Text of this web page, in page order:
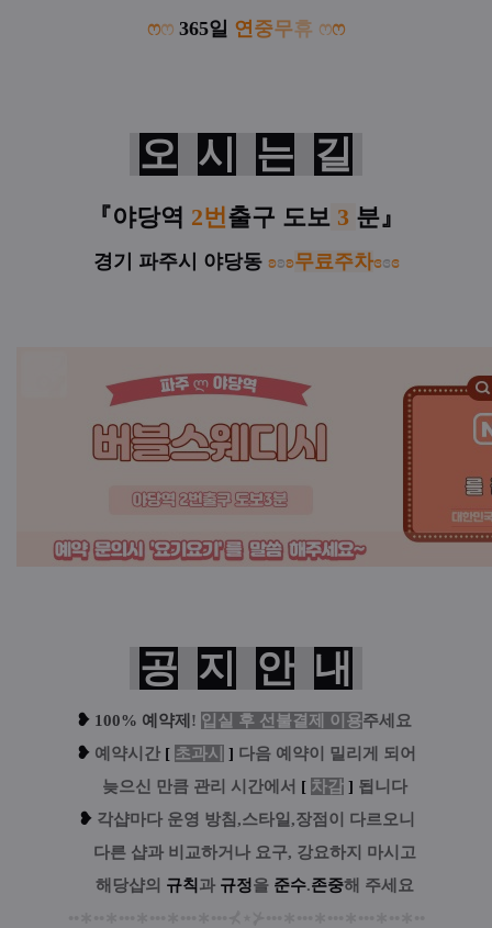
ෆෆ 365일 연 중무휴 ෆෆ
오 시 는 길
『야당역 2번 출구 도보 3 분』
경기 파주시 야당동 ʚʚʚ무료주차ɞɞɞ
공 지 안 내
❥ 100% 예약제 ! 입실 후 선불결제 이용주세요
❥ 예 약시간 [ 초과시 ] 다음 예약이 밀리게 되어
늦으신 만큼 관리 시간에서 [ 차감 ] 됩니다
❥ 각샵마다 운영 방침,스타일,장점이 다르오니
다른 샵과 비교하거나 요구, 강요하지 마시고
해당샵의 규칙 과 규정을 준수.존중해 주세요